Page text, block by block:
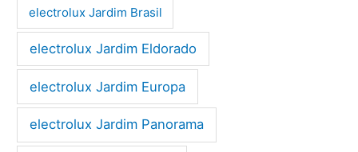
electrolux Jardim Brasil
electrolux Jardim Eldorado
electrolux Jardim Europa
electrolux Jardim Panorama